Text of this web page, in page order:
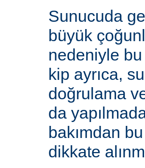
Sunucuda
büyük
nedeniyle bu
kip ayrıca,
doğrulama
da
bakımdan
dikkate